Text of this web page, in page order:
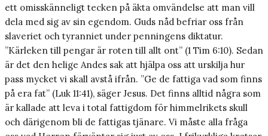
ett omisskänneligt tecken på äkta omvändelse att man vill
dela med sig av sin egendom. Guds nåd befriar oss från
slaveriet och tyranniet under penningens diktatur.
”Kärleken till pengar är roten till allt ont” (1 Tim 6:10). Sedan
är det den helige Andes sak att hjälpa oss att urskilja hur
pass mycket vi skall avstå ifrån. ”Ge de fattiga vad som finns
på era fat” (Luk 11:41), säger Jesus. Det finns alltid några som
är kallade att leva i total fattigdom för himmelrikets skull
och därigenom bli de fattigas tjänare. Vi måste alla fråga